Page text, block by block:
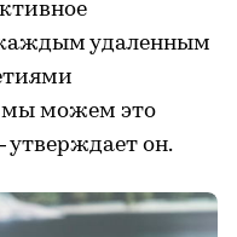
удаленным
мы можем это
утверждает он.